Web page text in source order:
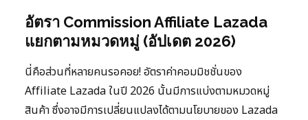
อัตรา Commission Affiliate Lazada
แยกตามหมวดหมู่ (อัปเดต 2026)
นี่คือส่วนที่หลายคนรอคอย! อัตราค่าคอมมิชชั่นของ
Affiliate Lazada ในปี 2026 นั้นมีการแบ่งตามหมวดหมู่
สินค้า ซึ่งอาจมีการเปลี่ยนแปลงได้ตามนโยบายของ Lazada